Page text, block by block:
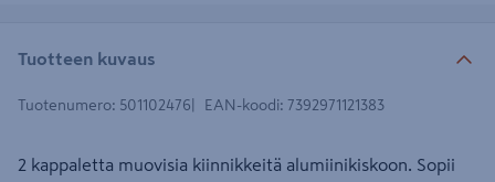
Tuotteen kuvaus
Tuotenumero: 501102476 EAN-koodi: 7392971121383
2 kappaletta muovisia kiinnikkeitä alumiinikiskoon. Sopii